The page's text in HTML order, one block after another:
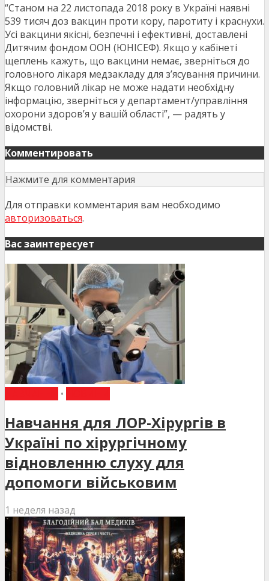
“Станом на 22 листопада 2018 року в Україні наявні
539 тисяч доз вакцин проти кору, паротиту і краснухи.
Усі вакцини якісні, безпечні і ефективні, доставлені
Дитячим фондом ООН (ЮНІСЕФ). Якщо у кабінеті
щеплень кажуть, що вакцини немає, зверніться до
головного лікаря медзакладу для з’ясування причини.
Якщо головний лікар не може надати необхідну
інформацію, зверніться у департамент/управління
охорони здоров’я у вашій області”, — радять у
відомстві.
Комментировать
Нажмите для комментария
Для отправки комментария вам необходимо
авторизоваться.
Вас заинтересует
•
Навчання для ЛОР-Хірургів в
Україні по хірургічному
відновленню слуху для
допомоги військовим
1 неделя назад